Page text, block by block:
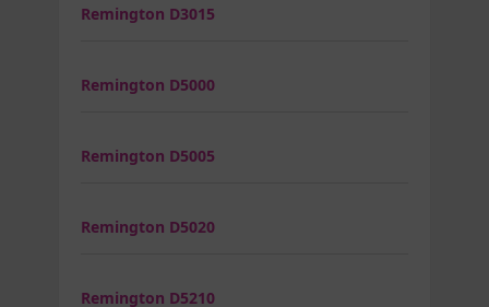
Remington D3015
Remington D5000
Remington D5005
Remington D5020
Remington D5210